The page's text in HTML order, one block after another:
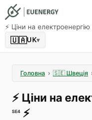
⚡️ Ціни на
🇺🇦UK▾
Головна › 🇸🇪 Швеція
⚡️ Ціни на
SE4 ⚡️